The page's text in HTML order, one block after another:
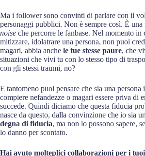
Ma i follower sono convinti di parlare con il
personaggi pubblici. Non è sempre così. È una
noise che percorre le fanbase. Nel momento in
mitizzare, idolatrare una persona, non puoi
magari, abbia anche le tue stesse paure, che
situazioni che vivi tu con lo stesso tipo di
con gli stessi traumi, no?
E tantomeno puoi pensare che sia una persona
compiere nefandezze o magari essere priva di
succede. Quindi diciamo che questa fiducia
nasce da questo, dalla convinzione che io sia
degna di fiducia, ma non lo possono sapere,
lo danno per scontato.
Hai avuto molteplici collaborazioni per i